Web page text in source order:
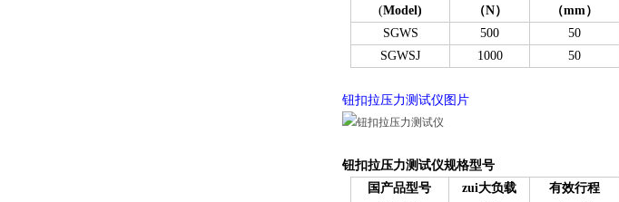
(Model)
（N）
（mm）
SGWS
500 50
SGWSJ
1000 50
钮扣拉压力测试仪图片
钮扣拉压力测试仪规格型号
国产品型号
zui大负载
有效行程